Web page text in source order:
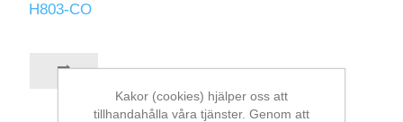
H803-CO
Kakor (cookies) hjälper oss att
tillhandahålla våra tjänster. Genom att